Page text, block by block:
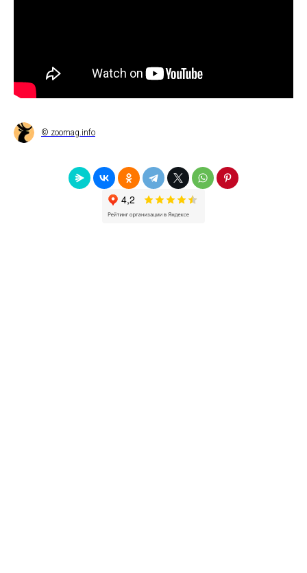
© zoomag.info